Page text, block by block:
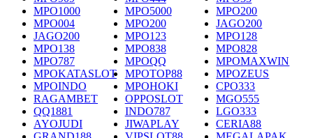
MPO1000
MPO5000
MPO200
MPO004
MPO200
JAGO200
JAGO200
MPO123
MPO128
MPO138
MPO838
MPO828
MPO787
MPOQQ
MPOMAXWIN
MPOKATASLOT
MPOTOP88
MPOZEUS
MPOINDO
MPOHOKI
CPO333
RAGAMBET
OPPOSLOT
MGO555
QQ1881
INDO787
LGO333
AYOJUDI
JIWAPLAY
CERIA88